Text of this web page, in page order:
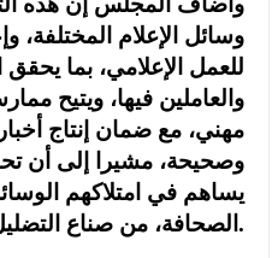
وسائل الإعلام المختلفة،
للعمل الإعلامي، بما
والعاملين فيها، ويتيح
مهني، مع ضمان إنتاج
وصحيحة، مشيرا إلى أن
يساهم في امتلاكهم
الصحافة، من صناع التضليل والمعلومات الزائفة.